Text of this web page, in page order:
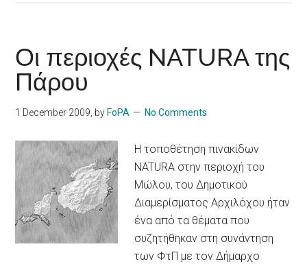
Οι περιοχές NATURA της
Πάρου
1 December 2009, by FoPA No Comments
Η τοποθέτηση πινακίδων
NATURA στην περιοχή του
Μώλου, του Δημοτικού
Διαμερίσματος Αρχιλόχου ήταν
ένα από τα θέματα που
συζητήθηκαν στη συνάντηση
των ΦτΠ με τον Δήμαρχο